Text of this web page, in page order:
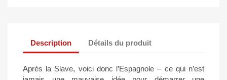
Description Détails du produit
Après la Slave, voici donc l’Espagnole – ce qui n’est